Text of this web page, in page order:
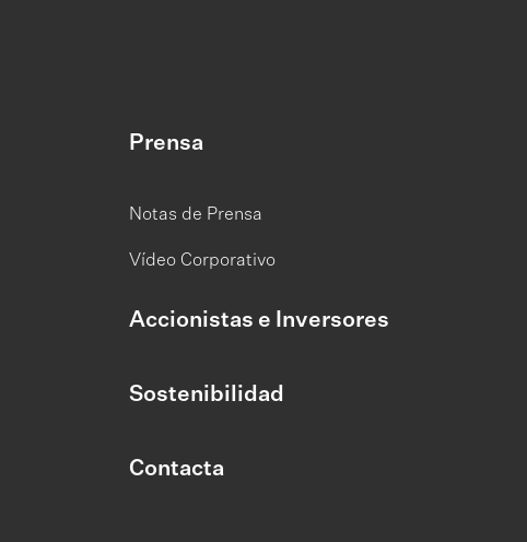
Prensa
Notas de Prensa
Vídeo Corporativo
Accionistas e Inversores
Sostenibilidad
Contacta